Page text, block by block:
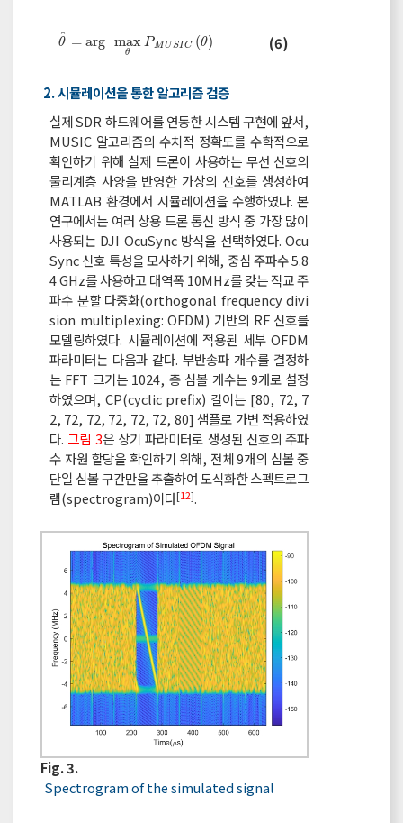
θ
ˆ = arg max
θ
PMUSIC (θ)
θ^=arg maxθPMUSICθ (6)
2. 시뮬레이션을 통한 알고리즘 검증
실제 SDR 하드웨어를 연동한 시스템 구현에 앞서,
MUSIC 알고리즘의 수치적 정확도를 수학적으로
확인하기 위해 실제 드론이 사용하는 무선 신호의
물리계층 사양을 반영한 가상의 신호를 생성하여
MATLAB 환경에서 시뮬레이션을 수행하였다. 본
연구에서는 여러 상용 드론 통신 방식 중 가장 많이
사용되는 DJI OcuSync 방식을 선택하였다. Ocu
Sync 신호 특성을 모사하기 위해, 중심 주파수 5.8
4 GHz를 사용하고 대역폭 10MHz를 갖는 직교 주
파수 분할 다중화(orthogonal frequency divi
sion multiplexing: OFDM) 기반의 RF 신호를
모델링하였다. 시뮬레이션에 적용된 세부 OFDM
파라미터는 다음과 같다. 부반송파 개수를 결정하
는 FFT 크기는 1024, 총 심볼 개수는 9개로 설정
하였으며, CP(cyclic prefix) 길이는 [80, 72, 7
2, 72, 72, 72, 72, 72, 80] 샘플로 가변 적용하였
다. 그림 3은 상기 파라미터로 생성된 신호의 주파
수 자원 할당을 확인하기 위해, 전체 9개의 심볼 중
단일 심볼 구간만을 추출하여 도식화한 스펙트로그
램(spectrogram)이다[12].
Fig. 3.
Spectrogram of the simulated signal